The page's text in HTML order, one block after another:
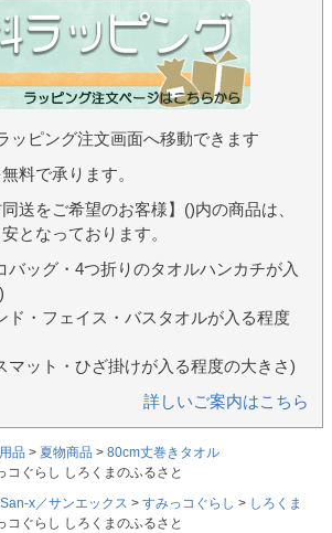
ッピング注文画面へ移動できます
料で承ります。
送をご希望のお客様】()内の商品は、
となっております。
バッグ・4つ折りのタオルハンカチが入
ド・フェイス・バスタオルが入る程度
マット・ひざ掛けが入る程度の大きさ)
詳しいご案内はこちら
品 夏物商品
80cm丈巻きタオル
コぐらし しろくまのふるさと
San-x／サンエックス すみっコぐらし
しろくま
コぐらし しろくまのふるさと